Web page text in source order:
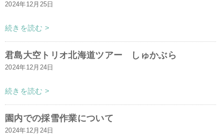
2024年12月25日
続きを読む >
君島大空トリオ北海道ツアー しゅかぶら
2024年12月24日
続きを読む >
園内での採雪作業について
2024年12月24日